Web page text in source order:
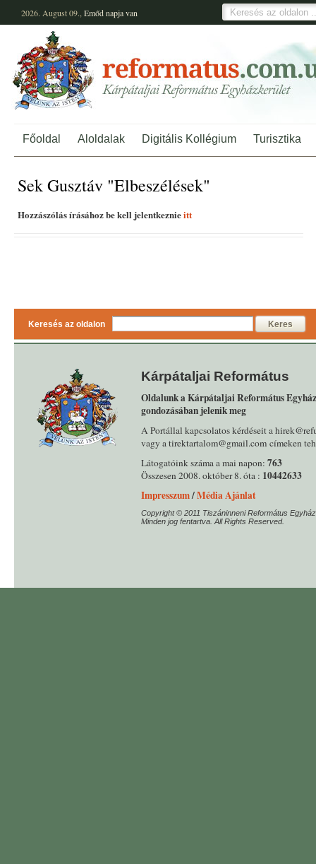
2026. August 09., Emődnapja van
Főoldal Aloldalak Digitális Kollégium Turisztika
Sek Gusztáv "Elbeszélések"
Hozzászólás írásához be kell jelentkeznieitt
Keresés az oldalon Keres
Kárpátaljai Református
Oldalunk a Kárpátaljai Református
gondozásában jelenik meg
A Portállal kapcsolatos kérdéseit a
vagy a tirektartalom@gmail.com címeken
Látogatóink száma a mai napon: 763
Összesen 2008. október 8. óta : 10442633
Impresszum/Média Ajánlat
Copyright © 2011 Tiszáninneni Református
Minden jog fentartva. All Rights Reserved.